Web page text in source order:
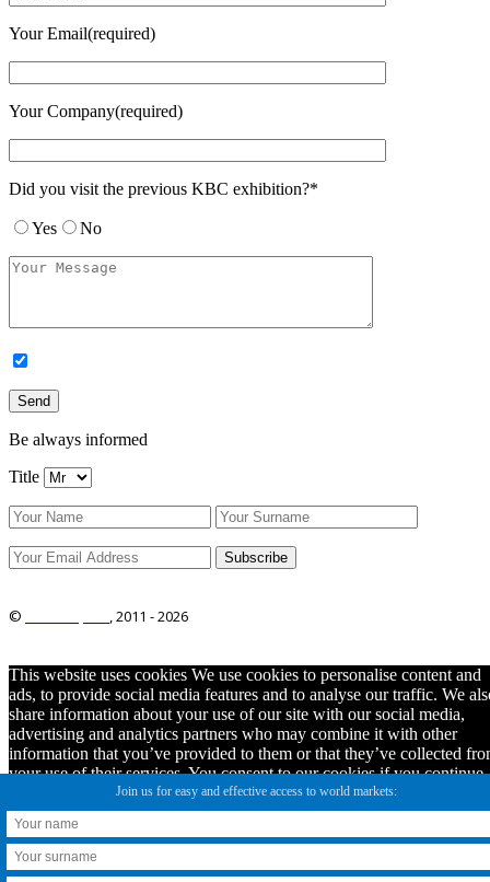
Your Email(required)
Your Company(required)
Did you visit the previous KBC exhibition?*
Yes No
Be always informed
Title
© , 2011 -2026
Join us for easy and effective access to world markets:
This website uses cookies We use cookies to personalise content and
ads, to provide social media features and to analyse our traffic. We
share information about your use of our site with our social media,
advertising and analytics partners who may combine it with other
information that you’ve provided to them or that they’ve collected
your use of their services. You consent to our cookies if you continue
to use this website. Ok